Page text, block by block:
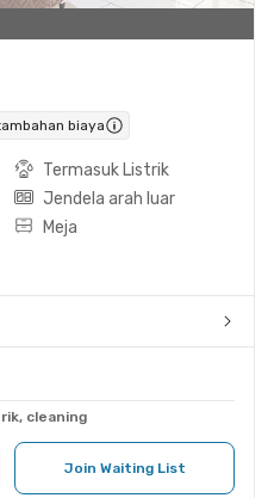
biaya
Termasuk Listrik
Jendela arah luar
Meja
cleaning
Join Waiting List